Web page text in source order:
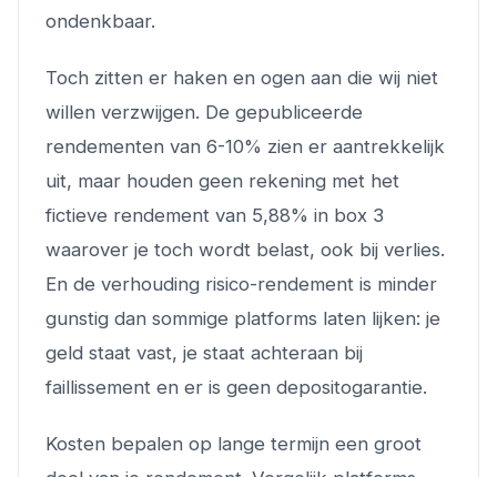
ondenkbaar.
Toch zitten er haken en ogen aan die wij niet
willen verzwijgen. De gepubliceerde
rendementen van 6-10% zien er aantrekkelijk
uit, maar houden geen rekening met het
fictieve rendement van 5,88% in box 3
waarover je toch wordt belast, ook bij verlies.
En de verhouding risico-rendement is minder
gunstig dan sommige platforms laten lijken: je
geld staat vast, je staat achteraan bij
faillissement en er is geen depositogarantie.
Kosten bepalen op lange termijn een groot